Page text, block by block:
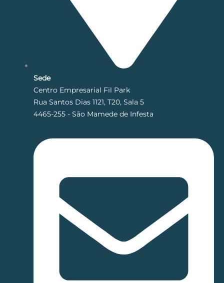
Sede
Centro Empresarial Fil Park
Rua Santos Dias 1121, T20, Sala 5
4465-255 - São Mamede de Infesta